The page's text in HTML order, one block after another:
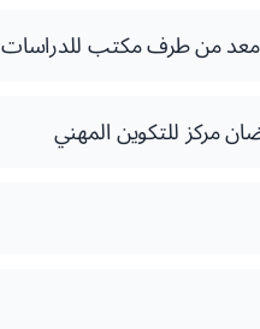
معد من طرف مكتب للدراسات
مركز للتكوين المهني